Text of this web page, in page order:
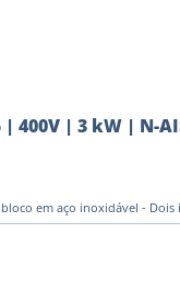
400V | 3 kW | N-
em aço inoxidável -